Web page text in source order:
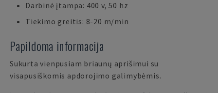
Darbinė įtampa: 400 v, 50 hz
Tiekimo greitis: 8-20 m/min
Papildoma informacija
Sukurta vienpusiam briaunų aprišimui su
visapusiškomis apdorojimo galimybėmis.